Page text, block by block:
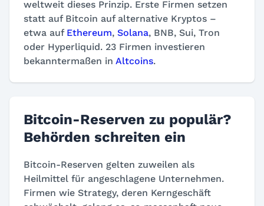
weltweit dieses Prinzip. Erste Firmen setzen
statt auf Bitcoin auf alternative Kryptos –
etwa auf Ethereum, Solana, BNB, Sui, Tron
oder Hyperliquid. 23 Firmen investieren
bekanntermaßen in Altcoins.
Bitcoin-Reserven zu populär?
Behörden schreiten ein
Bitcoin-Reserven gelten zuweilen als
Heilmittel für angeschlagene Unternehmen.
Firmen wie Strategy, deren Kerngeschäft